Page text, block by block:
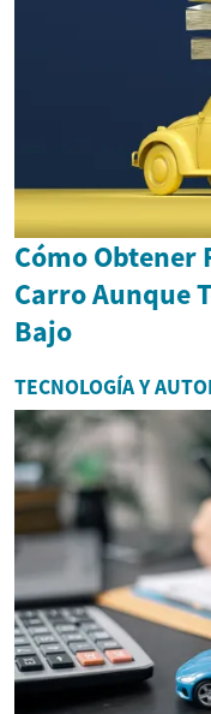
Cómo
Carro Aunque
Bajo
TECNOLOGÍA Y